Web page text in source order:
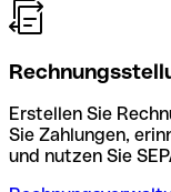
Erstellen Sie
Sie Zahlungen,
und nutzen Sie